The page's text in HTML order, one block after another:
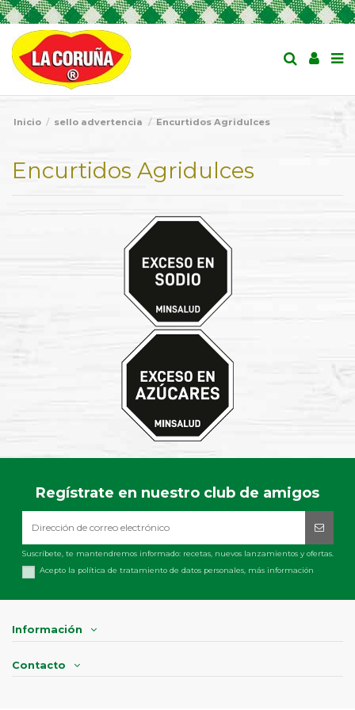
Inicio sello advertencia Encurtidos Agridulces
Encurtidos Agridulces
Regístrate en nuestro club de amigos
Suscríbete, te mantendremos informado: recetas, nuevos lanzamientos y ofertas.
Acepto la política de tratamiento de datos personales, más información
Información
Contacto